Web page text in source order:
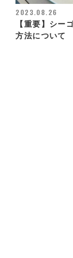
2023.08.26
【重要】シー
方法について